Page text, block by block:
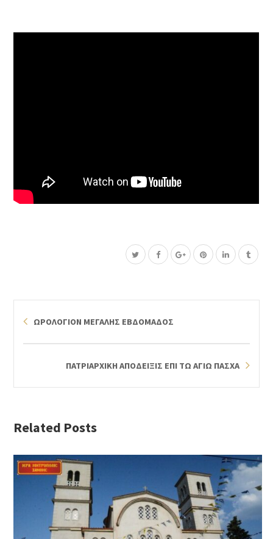
ΩΡΟΛΟΓΙΟΝ ΜΕΓΑΛΗΣ ΕΒΔΟΜΑΔΟΣ
ΠΑΤΡΙΑΡΧΙΚΗ ΑΠΟΔΕΙΞΙΣ ΕΠΙ ΤΩ ΑΓΙΩ ΠΑΣΧΑ
Related Posts